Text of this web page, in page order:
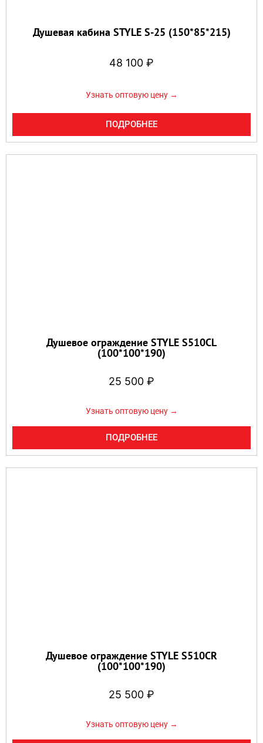
Душевая кабина STYLE S-25 (150*85*215)
48 100 ₽
Узнать оптовую цену →
ПОДРОБНЕЕ
Душевое ограждение STYLE S510CL
(100*100*190)
25 500 ₽
Узнать оптовую цену →
ПОДРОБНЕЕ
Душевое ограждение STYLE S510CR
(100*100*190)
25 500 ₽
Узнать оптовую цену →